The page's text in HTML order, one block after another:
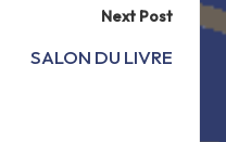
Next Post
SALON DU LIVRE